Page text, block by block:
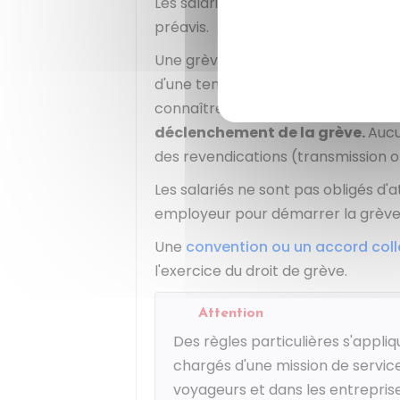
préavis.
Une grève est possible même si
d'une tentative de conciliation
connaître les revendications
déclenchement de la grève.
des revendications (transmission
Les salariés ne sont pas obligés
employeur pour démarrer la
Une convention ou un accord
l'exercice du droit de grève.
Attention
Des règles particulières
chargés d'une mission de
voyageurs et dans les